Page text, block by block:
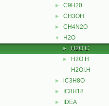
► C9H20
► CH3OH
► CH4N2O
▼ H2O
► H2O.C
►
H2O.H
H2OI.H
► iC3H8O
► IC8H18
► IDEA